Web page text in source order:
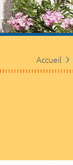
Accueil